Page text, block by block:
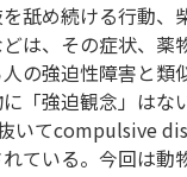
舐め続ける行動
は、その症状、
の強迫性障害と
「強迫観念」はな
いてcompulsive
ている。今回は動